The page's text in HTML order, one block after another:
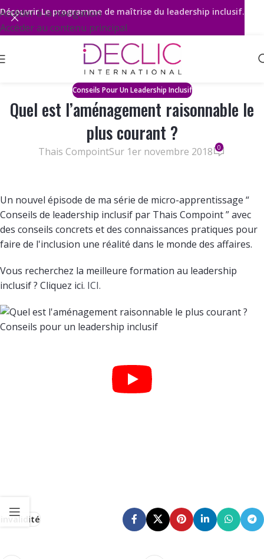
Accéder à la navigation
Accéder au contenu principal
Conseils Pour Un Leadership Inclusif
Quel est l’aménagement raisonnable le
plus courant ?
Thais CompointSur 1er novembre 2018 0
Un nouvel épisode de ma série de micro-apprentissage “
Conseils de leadership inclusif par Thais Compoint ” avec
des conseils concrets et des connaissances pratiques pour
faire de l'inclusion une réalité dans le monde des affaires.
Vous recherchez la meilleure formation au leadership
inclusif ? Cliquez ici. ICI.
invalidité
DécouvrirLe programme de maîtrise du leadership inclusif.